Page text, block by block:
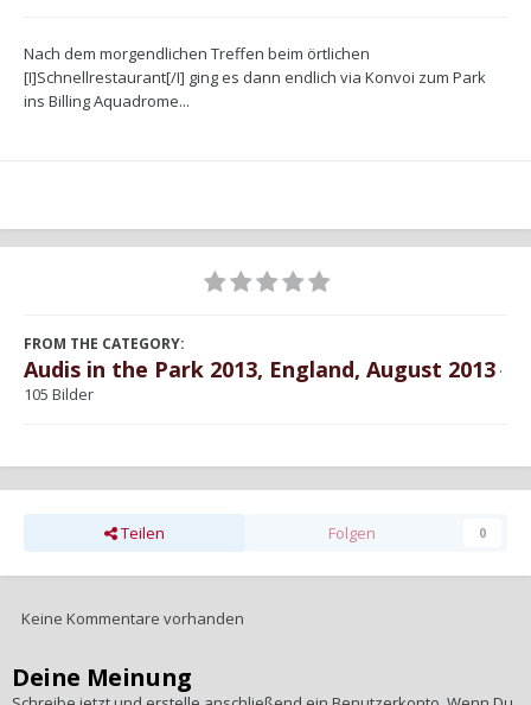
Nach dem morgendlichen Treffen beim örtlichen
[I]Schnellrestaurant[/I] ging es dann endlich via Konvoi zum Park
ins Billing Aquadrome...
FROM THE CATEGORY:
Audis in the Park 2013, England, August 2013 ·
105 Bilder
Teilen Folgen 0
Keine Kommentare vorhanden
Deine Meinung